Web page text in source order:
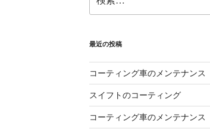
索:
最近の投稿
コーティング車のメンテナンス
スイフトのコーティング
コーティング車のメンテナンス